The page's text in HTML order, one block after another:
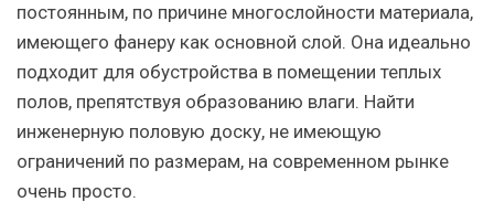
постоянным, по причине многослойности материала,
имеющего фанеру как основной слой. Она идеально
подходит для обустройства в помещении теплых
полов, препятствуя образованию влаги. Найти
инженерную половую доску, не имеющую
ограничений по размерам, на современном рынке
очень просто.